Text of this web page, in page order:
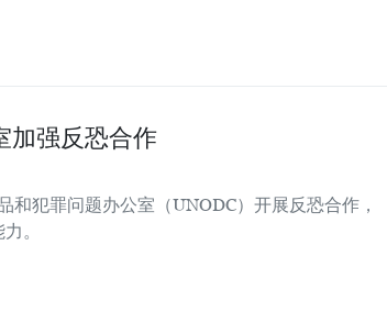
加强反恐合作
犯罪问题办公室（UNODC）开展反恐合作，
。